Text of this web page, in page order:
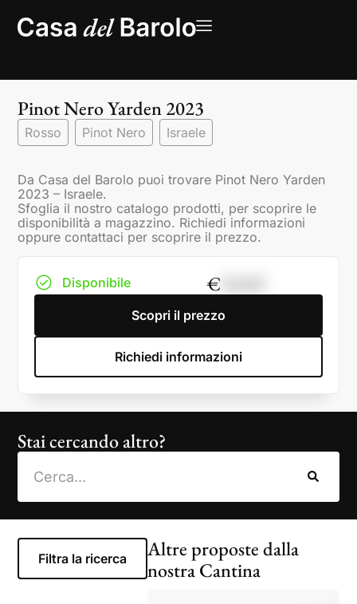
Pinot Nero Yarden 2023
Rosso Pinot Nero Israele
Da Casa del Barolo puoi trovare Pinot Nero Yarden
2023 – Israele.
Sfoglia il nostro catalogo prodotti, per scoprire le
disponibilità a magazzino. Richiedi informazioni
oppure contattaci per scoprire il prezzo.
Disponibile €
Scopri il prezzo
Richiedi informazioni
Stai cercando altro?
Filtra la ricerca
Altre proposte dalla
nostra Cantina